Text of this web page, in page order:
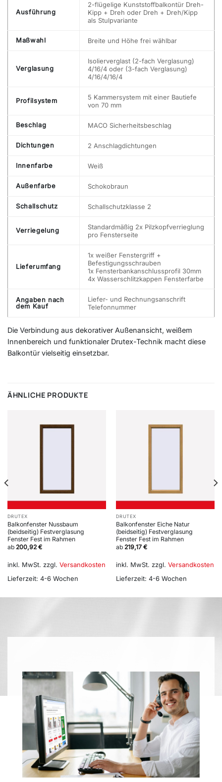
Ausführung
2-flügelige Kunststoffbalkontür Dreh-
Kipp + Dreh oder Dreh + Dreh/Kipp
als Stulpvariante
Maßwahl Breite und Höhe frei wählbar
Verglasung
Isolierverglast (2-fach Verglasung)
4/16/4 oder (3-fach Verglasung)
4/16/4/16/4
Profilsystem
5 Kammersystem mit einer Bautiefe
von 70 mm
Beschlag MACO Sicherheitsbeschlag
Dichtungen 2 Anschlagdichtungen
Innenfarbe Weiß
Außenfarbe Schokobraun
Schallschutz Schallschutzklasse 2
Verriegelung
Standardmäßig 2x Pilzkopfverrieglung
pro Fensterseite
Lieferumfang
1x weißer Fenstergriff +
Befestigungsschrauben
1x Fensterbankanschlussprofil 30mm
4x Wasserschlitzkappen Fensterfarbe
Angaben nach
dem Kauf
Liefer- und Rechnungsanschrift
Telefonnummer
Die Verbindung aus dekorativer Außenansicht, weißem
Innenbereich und funktionaler Drutex-Technik macht diese
Balkontür vielseitig einsetzbar.
ÄHNLICHE PRODUKTE
DRUTEX
Balkonfenster Nussbaum
(beidseitig) Festverglasung
Fenster Fest im Rahmen
ab 200,92 €
inkl. MwSt. zzgl. Versandkosten
Lieferzeit: 4-6 Wochen
DRUTEX
Balkonfenster Eiche Natur
(beidseitig) Festverglasung
Fenster Fest im Rahmen
ab 219,17 €
inkl. MwSt. zzgl. Versandkosten
Lieferzeit: 4-6 Wochen